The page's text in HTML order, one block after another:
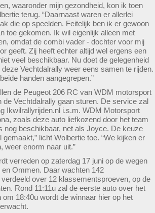
waaronder mijn gezondheid, kon ik toen
terug. “Daarnaast waren er allerlei
die op speelden. Feitelijk ben ik er gewoon
toe gekomen. Ik wil eigenlijk alleen met
omdat de combi vader - dochter voor mij
geeft. Zij heeft echter altijd wel ergens een
veel beschikbaar. Nu doet de gelegenheid
Vechtdalrally weer eens samen te rijden.
handen aangegrepen.”
de Peugeot 206 RC van WDM motorsport
de Vechtdalrally gaan sturen. De service zal
Ikwilrallyrijden.nl i.s.m. WDM Motorsport
zoals deze auto liefkozend door het team
nog beschikbaar, net als Joyce. De keuze
licht Wolbertie toe. “We kijken er
weer enorm naar uit.”
verreden op zaterdag 17 juni op de wegen
Ommen. Daar wachten 142
over 12 klassementsproeven, op de
Rond 11:11u zal de eerste auto over het
18:40u wordt de winnaar hier op het